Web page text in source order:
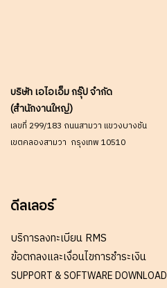
บริษัท เอไอเอ็ม กรุ๊ป จำกัด
(สำนักงานใหญ่)
เลขที่ 299/183 ถนนสามวา แขวงบางชัน
เขตคลองสามวา กรุงเทพ 10510
ดีลเลอร์
บริการลงทะเบียน RMS
ข้อตกลงและเงื่อนไขการชำระเงิน
SUPPORT & SOFTWARE DOWNLOAD